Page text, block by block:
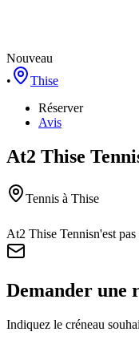
Nouveau
•
Thise
Réserver
Avis
At2 Thise
Tennis à Thise
At2 Thise Tennisn'est
Demander une
Indiquez le créneau